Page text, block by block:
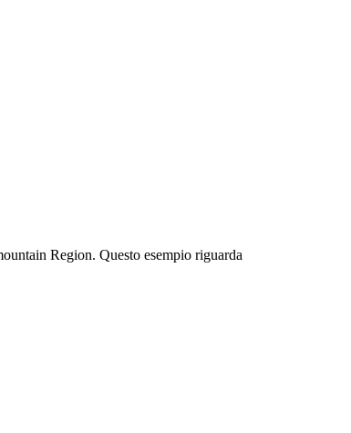
Region. Questo esempio riguarda